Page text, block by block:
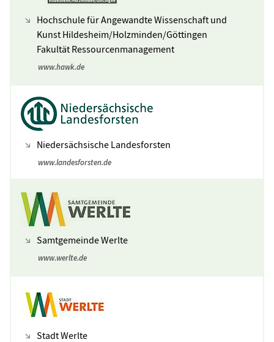
Hochschule für Angewandte Wissenschaft und
Kunst Hildesheim/Holzminden/Göttingen
Fakultät Ressourcenmanagement
www.hawk.de
Niedersächsische Landesforsten
www.landesforsten.de
Samtgemeinde Werlte
www.werlte.de
Stadt Werlte